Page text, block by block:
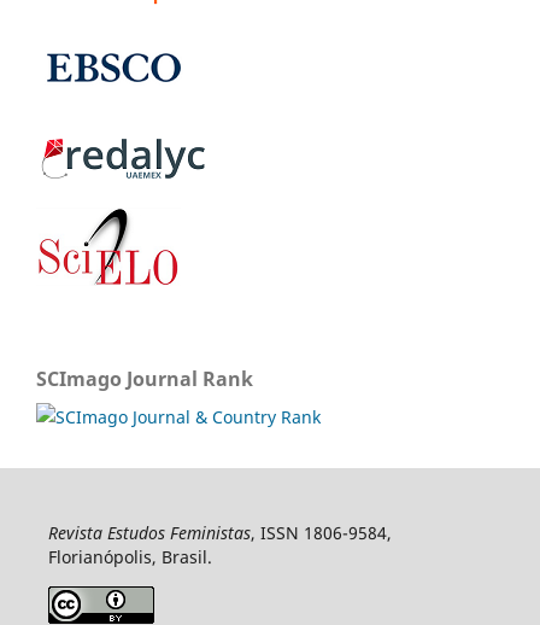
SCImago Journal Rank
Revista Estudos Feministas, ISSN 1806-9584,
Florianópolis, Brasil.